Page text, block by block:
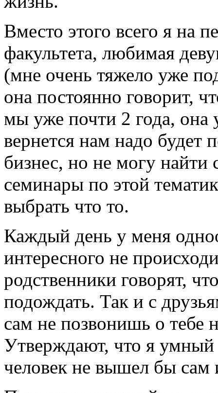
Вместо этого всего я на
факультета, любимая
(мне очень тяжело уже
она постоянно говорит,
мы уже почти 2 года, она
вернется нам надо будет
бизнес, но не могу
семинары по этой
выбрать что то.
Каждый день у меня
интересного не
родственники говорят,
подождать. Так и с
сам не позвонишь о тебе
Утверждают, что я умный
человек не вышел бы сам